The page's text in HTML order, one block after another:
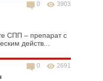
3903
0
СПП – препарат с
действ...
2691
0